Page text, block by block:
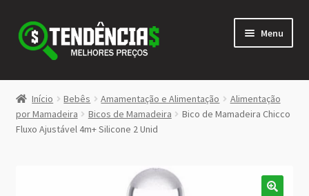
Pular
para
navegação
Pular
para
conteúdo
Menu
LOJA
<>
Início Bebês Amamentação e Alimentação
Alimentação
por Mamadeira
Bicos de Mamadeira
Bico de Mamadeira Chicco
Fluxo Ajustável 4m+ Silicone 2 Unid